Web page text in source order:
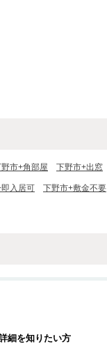
市+角部屋 下野市+出窓
入居可 下野市+敷金不要
細を知りたい方